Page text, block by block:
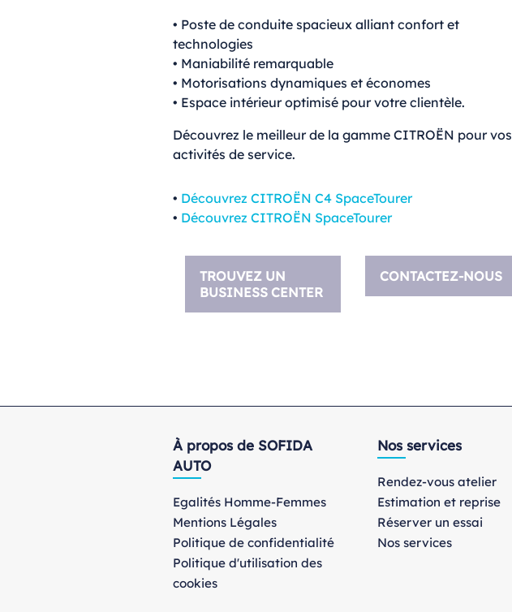
• Poste de conduite spacieux alliant confort et
technologies
• Maniabilité remarquable
• Motorisations dynamiques et économes
• Espace intérieur optimisé pour votre clientèle.
Découvrez le meilleur de la gamme CITROËN pour vos
activités de service.
• Découvrez CITROËN C4 SpaceTourer
• Découvrez CITROËN SpaceTourer
TROUVEZ UN
BUSINESS CENTER
CONTACTEZ-NOUS
À propos de SOFIDA
AUTO
Egalités Homme-Femmes
Mentions Légales
Politique de confidentialité
Politique d'utilisation des
cookies
Nos services
Rendez-vous atelier
Estimation et reprise
Réserver un essai
Nos services